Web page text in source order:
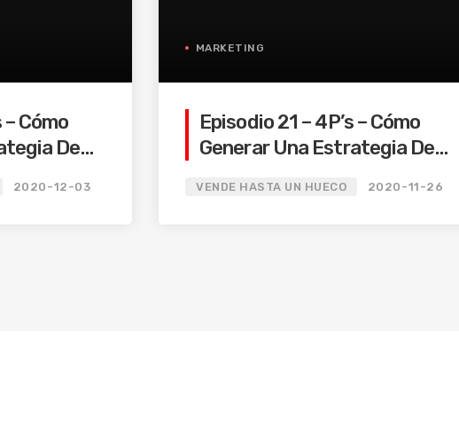
– Cómo
De
2020-12-03
MARKETING
Episodio 21 – 4P’s – Cómo
Generar Una Estrategia De
VENDE HASTA UN HUECO 2020-11-26